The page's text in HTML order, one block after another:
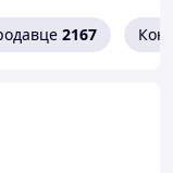
2167